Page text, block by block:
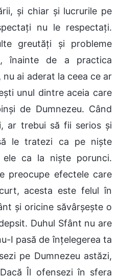
și chiar și lucrurile pe
nu le respectați.
greutăți și probleme
înainte de a practica
ai aderat la ceea ce ar
unul dintre aceia care
de Dumnezeu. Când
ar trebui să fii serios și
le tratezi ca pe niște
ca la niște porunci.
preocupe efectele care
acesta este felul în
și oricine săvârșește o
Duhul Sfânt nu are
I pasă de înțelegerea ta
pe Dumnezeu astăzi,
Îl ofensezi în sfera